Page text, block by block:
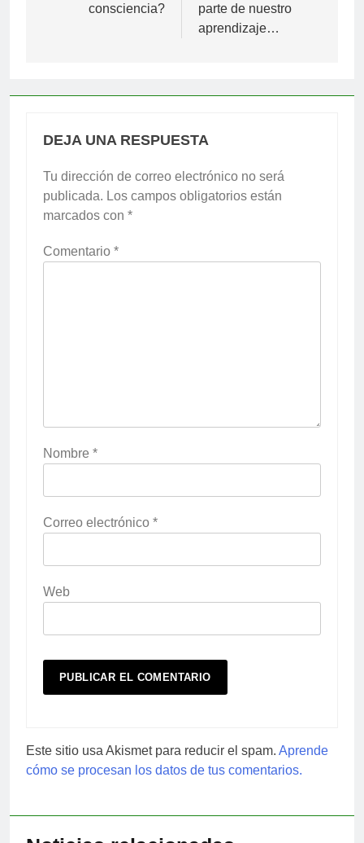
consciencia?
parte de nuestro
aprendizaje…
DEJA UNA RESPUESTA
Tu dirección de correo electrónico no será
publicada. Los campos obligatorios están
marcados con *
Comentario *
Nombre *
Correo electrónico *
Web
Este sitio usa Akismet para reducir el spam. Aprende
cómo se procesan los datos de tus comentarios.